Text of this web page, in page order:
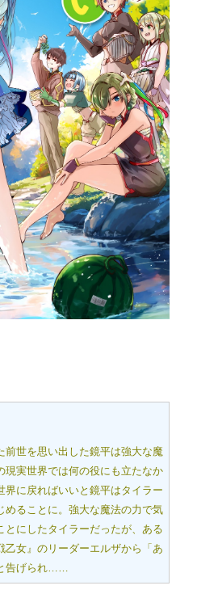
前世を思い出した鏡平は強大な魔
現実世界では何の役にも立たなか
界に戻ればいいと鏡平はタイラー
めることに。強大な魔法の力で気
とにしたタイラーだったが、ある
乙女』のリーダーエルザから「あ
告げられ……